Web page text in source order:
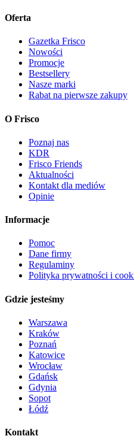
Oferta
Gazetka Frisco
Nowości
Promocje
Bestsellery
Nasze marki
Rabat na pierwsze zakupy
O Frisco
Poznaj nas
KDR
Frisco Friends
Aktualności
Kontakt dla mediów
Opinie
Informacje
Pomoc
Dane firmy
Regulaminy
Polityka prywatności i
Gdzie jesteśmy
Warszawa
Kraków
Poznań
Katowice
Wrocław
Gdańsk
Gdynia
Sopot
Łódź
Kontakt